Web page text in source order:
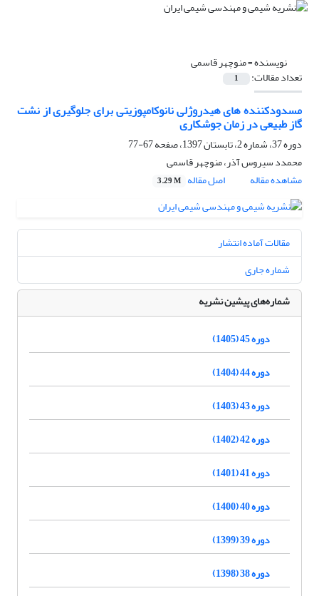
نویسنده =منوچهر قاسمی
تعداد مقالات: 1
مسدودکننده های هیدروژلی نانوکامپوزیتی برای جلوگیری از نشت
گاز طبیعی در زمان جوشکاری
دوره 37، شماره 2، تابستان 1397، صفحه
67-77
محمدد سیروس آذر، منوچهر قاسمی
مشاهده مقاله
اصل مقاله 3.29 M
مقالات آماده انتشار
شماره جاری
شماره‌های پیشین نشریه
دوره 45 (1405)
دوره 44 (1404)
دوره 43 (1403)
دوره 42 (1402)
دوره 41 (1401)
دوره 40 (1400)
دوره 39 (1399)
دوره 38 (1398)